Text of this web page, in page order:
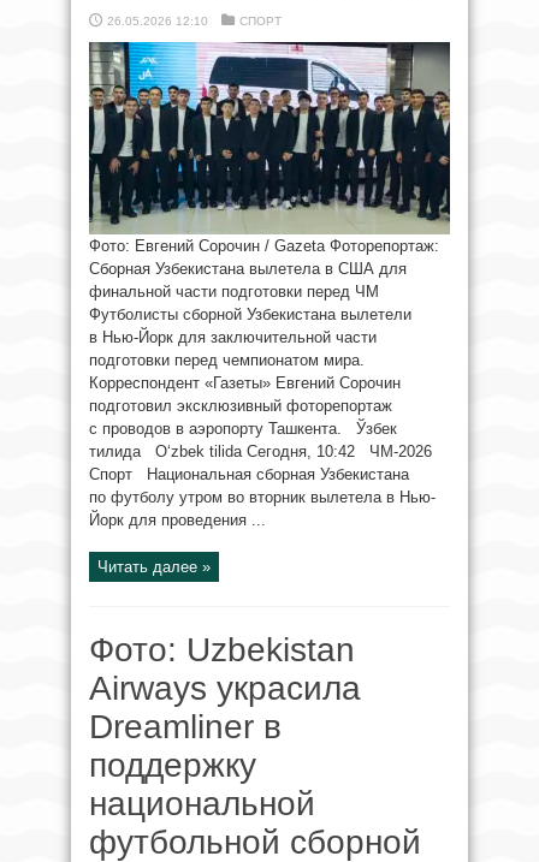
26.05.2026 12:10 СПОРТ
Фото: Евгений Сорочин / Gazeta Фоторепортаж:
Сборная Узбекистана вылетела в США для
финальной части подготовки перед ЧМ
Футболисты сборной Узбекистана вылетели
в Нью-Йорк для заключительной части
подготовки перед чемпионатом мира.
Корреспондент «Газеты» Евгений Сорочин
подготовил эксклюзивный фоторепортаж
с проводов в аэропорту Ташкента. Ўзбек
тилида O‘zbek tilida Сегодня, 10:42 ЧМ-2026
Спорт Национальная сборная Узбекистана
по футболу утром во вторник вылетела в Нью-
Йорк для проведения ...
Читать далее »
Фото: Uzbekistan
Airways украсила
Dreamliner в
поддержку
национальной
футбольной сборной